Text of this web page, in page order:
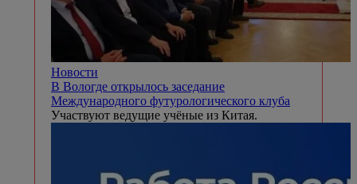
Новости
В Вологде открылось заседание
Международного футурологического клуба
Участвуют ведущие учёные из Китая.